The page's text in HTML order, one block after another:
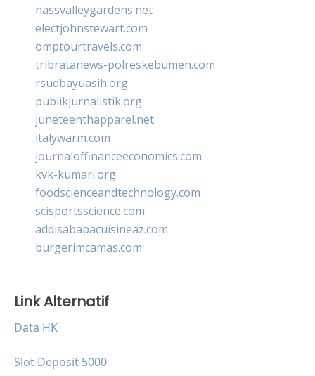
nassvalleygardens.net
electjohnstewart.com
omptourtravels.com
tribratanews-polreskebumen.com
rsudbayuasih.org
publikjurnalistik.org
juneteenthapparel.net
italywarm.com
journaloffinanceeconomics.com
kvk-kumari.org
foodscienceandtechnology.com
scisportsscience.com
addisababacuisineaz.com
burgerimcamas.com
Link Alternatif
Data HK
Slot Deposit 5000